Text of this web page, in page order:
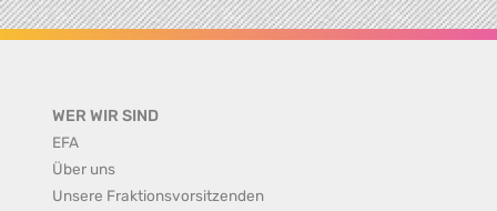
WER WIR SIND
EFA
Über uns
Unsere Fraktionsvorsitzenden